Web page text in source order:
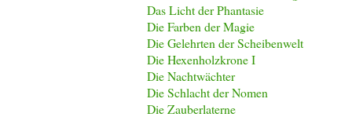
Das Licht der Phantasie
Die Farben der Magie
Die Gelehrten der Scheibenwelt
Die Hexenholzkrone I
Die Nachtwächter
Die Schlacht der Nomen
Die Zauberlaterne